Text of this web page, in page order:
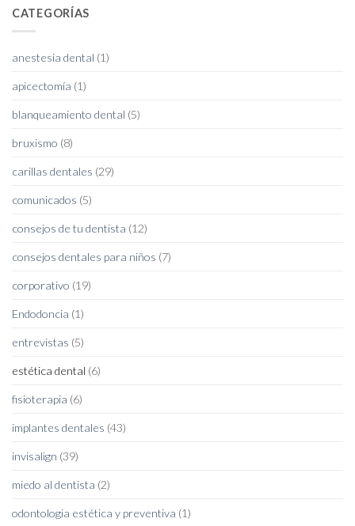
CATEGORÍAS
anestesia dental (1)
apicectomía (1)
blanqueamiento dental (5)
bruxismo (8)
carillas dentales (29)
comunicados (5)
consejos de tu dentista (12)
consejos dentales para niños (7)
corporativo (19)
Endodoncia (1)
entrevistas (5)
estética dental (6)
fisioterapia (6)
implantes dentales (43)
invisalign (39)
miedo al dentista (2)
odontologia estética y preventiva (1)